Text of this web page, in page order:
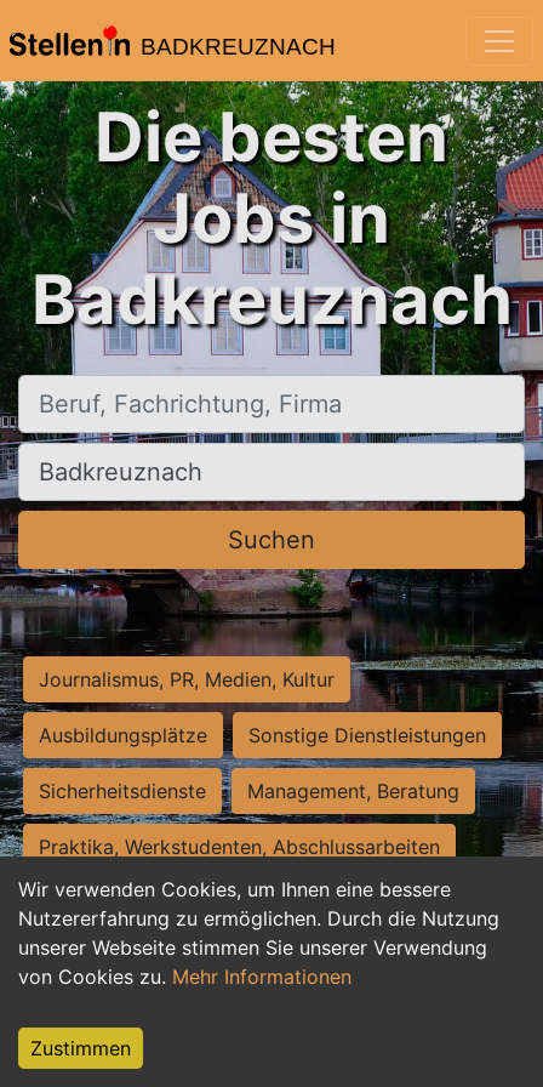
BADKREUZNACH
Wir verwenden Cookies, um Ihnen eine bessere
Nutzererfahrung zu ermöglichen. Durch die Nutzung
unserer Webseite stimmen Sie unserer Verwendung
von Cookies zu. Mehr Informationen
Zustimmen
Die besten
Jobs in
Badkreuznach
Beruf, Fachrichtung, Firma
Ort, Stadt
Suchen
Journalismus, PR, Medien, Kultur
Ausbildungsplätze Sonstige Dienstleistungen
Sicherheitsdienste Management, Beratung
Praktika, Werkstudenten, Abschlussarbeiten
Personalwesen Assistenz, Sekretariat
Hilfskräfte, Aushilfs- und Nebenjobs
Weiterbildung, Studium, duale Ausbildung